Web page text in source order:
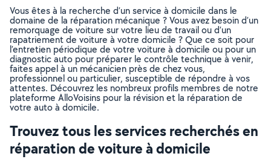
Vous êtes à la recherche d’un service à domicile dans le
domaine de la réparation mécanique ? Vous avez besoin d’un
remorquage de voiture sur votre lieu de travail ou d’un
rapatriement de voiture à votre domicile ? Que ce soit pour
l’entretien périodique de votre voiture à domicile ou pour un
diagnostic auto pour préparer le contrôle technique à venir,
faites appel à un mécanicien près de chez vous,
professionnel ou particulier, susceptible de répondre à vos
attentes. Découvrez les nombreux profils membres de notre
plateforme AlloVoisins pour la révision et la réparation de
votre auto à domicile.
Trouvez tous les services recherchés en
réparation de voiture à domicile